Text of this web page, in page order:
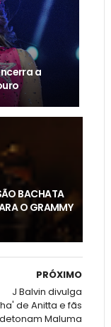
a
BACHATA
O GRAMMY
PRÓXIMO
J Balvin divulga
de Anitta e fãs
detonam Maluma